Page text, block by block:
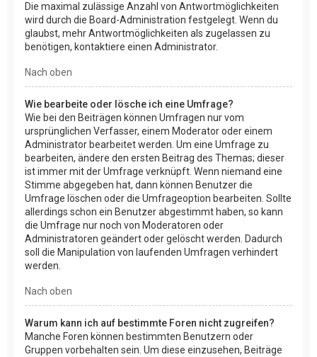
Die maximal zulässige Anzahl von Antwortmöglichkeiten
wird durch die Board-Administration festgelegt. Wenn du
glaubst, mehr Antwortmöglichkeiten als zugelassen zu
benötigen, kontaktiere einen Administrator.
Nach oben
Wie bearbeite oder lösche ich eine Umfrage?
Wie bei den Beiträgen können Umfragen nur vom
ursprünglichen Verfasser, einem Moderator oder einem
Administrator bearbeitet werden. Um eine Umfrage zu
bearbeiten, ändere den ersten Beitrag des Themas; dieser
ist immer mit der Umfrage verknüpft. Wenn niemand eine
Stimme abgegeben hat, dann können Benutzer die
Umfrage löschen oder die Umfrageoption bearbeiten. Sollte
allerdings schon ein Benutzer abgestimmt haben, so kann
die Umfrage nur noch von Moderatoren oder
Administratoren geändert oder gelöscht werden. Dadurch
soll die Manipulation von laufenden Umfragen verhindert
werden.
Nach oben
Warum kann ich auf bestimmte Foren nicht zugreifen?
Manche Foren können bestimmten Benutzern oder
Gruppen vorbehalten sein. Um diese einzusehen, Beiträge